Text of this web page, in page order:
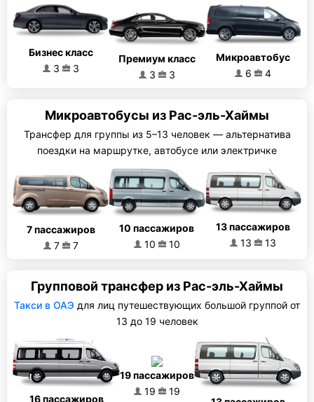
Бизнес класс
3
3
Премиум класс
3
3
Микроавтобус
6
4
Микроавтобусы из Рас-эль-Хаймы
Трансфер для группы из 5–13 человек — альтернатива
поездки на маршрутке, автобусе или электричке
7 пассажиров
7
7
10 пассажиров
10
10
13 пассажиров
13
13
Групповой трансфер из Рас-эль-Хаймы
Такси в ОАЭ для лиц путешествующих большой группой от
13 до 19 человек
16 пассажиров
19 пассажиров
19
19